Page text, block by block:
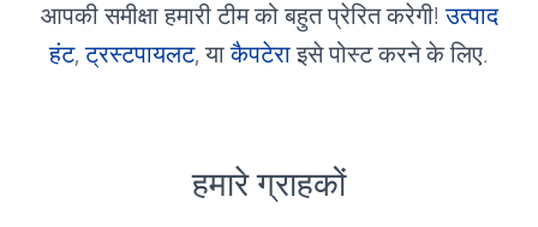
आपकी समीक्षा हमारी टीम को बहुत प्रेरित करेगी!उत्पाद
हंट,ट्रस्टपायलट, याकैपटेराइसे पोस्ट करने के लिए.
हमारे ग्राहकों